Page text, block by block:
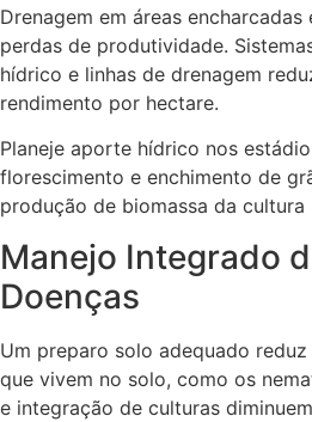
Drenagem em áreas
perdas de produtividade.
hídrico e linhas de drenagem
rendimento por hectare.
Planeje aporte hídrico nos
florescimento e enchimento de
produção de biomassa da cultura
Manejo Integrado
Doenças
Um preparo solo adequado
que vivem no solo, como os
e integração de culturas